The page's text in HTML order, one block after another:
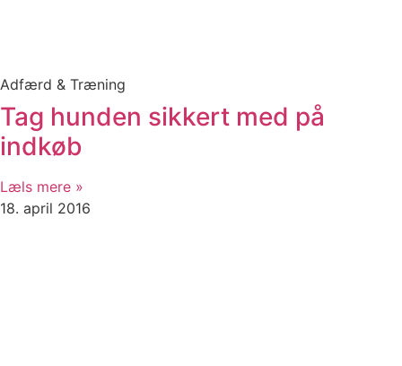
Adfærd & Træning
Tag hunden sikkert med på
indkøb
Læls mere »
18. april 2016